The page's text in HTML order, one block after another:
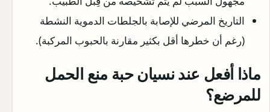
التاريخ المرضي للإصابة بالجلطات الدموية النشطة
(رغم أن خطرها أقل بكثير مقارنة بالحبوب المركبة).
ماذا أفعل عند نسيان حبة منع الحمل
للمرضع؟